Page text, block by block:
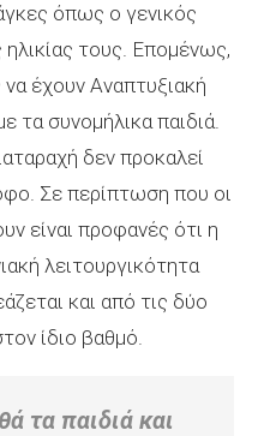
όπως ο γενικός
τους. Επομένως,
να έχουν Αναπτυξιακή
τα συνομήλικα παιδιά.
δεν προκαλεί
Σε περίπτωση που οι
είναι προφανές ότι η
λειτουργικότητα
και από τις δύο
ίδιο βαθμό.
τα παιδιά και